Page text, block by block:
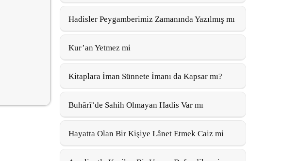
Hadisler Peygamberimiz Zamanında Yazılmış mı
Kur’an Yetmez mi
Kitaplara İman Sünnete İmanı da Kapsar mı?
Buhârî’de Sahih Olmayan Hadis Var mı
Hayatta Olan Bir Kişiye Lânet Etmek Caiz mi